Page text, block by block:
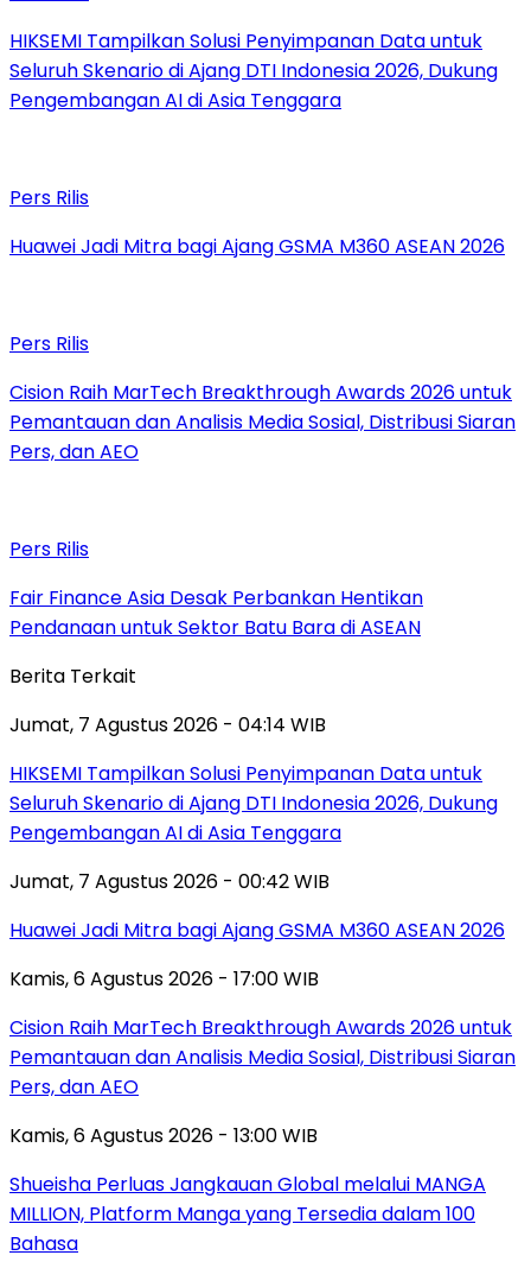
HIKSEMI Tampilkan Solusi Penyimpanan Data untuk
Seluruh Skenario di Ajang DTI Indonesia 2026, Dukung
Pengembangan AI di Asia Tenggara
Pers Rilis
Huawei Jadi Mitra bagi Ajang GSMA M360 ASEAN 2026
Pers Rilis
Cision Raih MarTech Breakthrough Awards 2026 untuk
Pemantauan dan Analisis Media Sosial, Distribusi Siaran
Pers, dan AEO
Pers Rilis
Fair Finance Asia Desak Perbankan Hentikan
Pendanaan untuk Sektor Batu Bara di ASEAN
Berita Terkait
Jumat, 7 Agustus 2026 - 04:14 WIB
HIKSEMI Tampilkan Solusi Penyimpanan Data untuk
Seluruh Skenario di Ajang DTI Indonesia 2026, Dukung
Pengembangan AI di Asia Tenggara
Jumat, 7 Agustus 2026 - 00:42 WIB
Huawei Jadi Mitra bagi Ajang GSMA M360 ASEAN 2026
Kamis, 6 Agustus 2026 - 17:00 WIB
Cision Raih MarTech Breakthrough Awards 2026 untuk
Pemantauan dan Analisis Media Sosial, Distribusi Siaran
Pers, dan AEO
Kamis, 6 Agustus 2026 - 13:00 WIB
Shueisha Perluas Jangkauan Global melalui MANGA
MILLION, Platform Manga yang Tersedia dalam 100
Bahasa